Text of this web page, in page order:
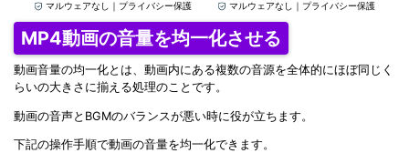
マルウェアなし｜プライバシー保護 マルウェアなし｜プライバシー保護
MP4動画の音量を均一化させる
動画音量の均一化とは、動画内にある複数の音源を全体的にほぼ同じく
らいの大きさに揃える処理のことです。
動画の音声とBGMのバランスが悪い時に役が立ちます。
下記の操作手順で動画の音量を均一化できます。